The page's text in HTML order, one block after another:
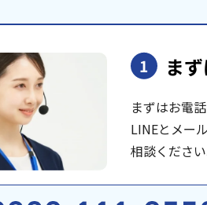
1 ま
まずはお電
LINEとメー
相談くださ